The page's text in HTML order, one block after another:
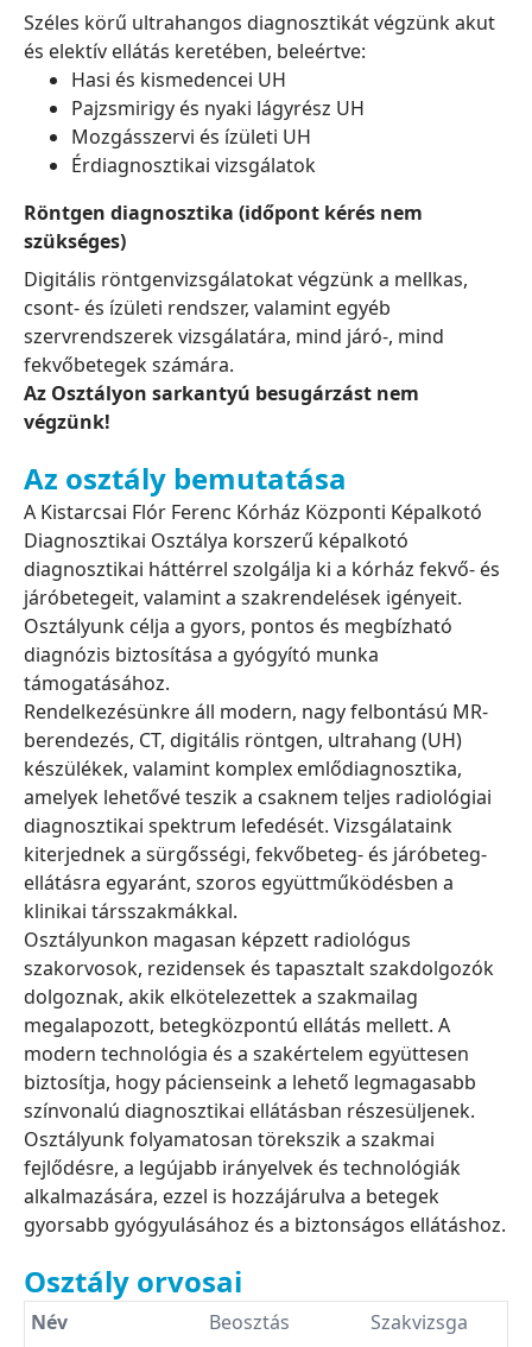
Széles körű ultrahangos diagnosztikát végzünk akut
és elektív ellátás keretében, beleértve:
Hasi és kismedencei UH
Pajzsmirigy és nyaki lágyrész UH
Mozgásszervi és ízületi UH
Érdiagnosztikai vizsgálatok
Röntgen diagnosztika (időpont kérés nem
szükséges)
Digitális röntgenvizsgálatokat végzünk a mellkas,
csont- és ízületi rendszer, valamint egyéb
szervrendszerek vizsgálatára, mind járó-, mind
fekvőbetegek számára.
Az Osztályon sarkantyú besugárzást nem
végzünk!
Az osztály bemutatása
A Kistarcsai Flór Ferenc Kórház Központi Képalkotó
Diagnosztikai Osztálya korszerű képalkotó
diagnosztikai háttérrel szolgálja ki a kórház fekvő- és
járóbetegeit, valamint a szakrendelések igényeit.
Osztályunk célja a gyors, pontos és megbízható
diagnózis biztosítása a gyógyító munka
támogatásához.
Rendelkezésünkre áll modern, nagy felbontású MR-
berendezés, CT, digitális röntgen, ultrahang (UH)
készülékek, valamint komplex emlődiagnosztika,
amelyek lehetővé teszik a csaknem teljes radiológiai
diagnosztikai spektrum lefedését. Vizsgálataink
kiterjednek a sürgősségi, fekvőbeteg- és járóbeteg-
ellátásra egyaránt, szoros együttműködésben a
klinikai társszakmákkal.
Osztályunkon magasan képzett radiológus
szakorvosok, rezidensek és tapasztalt szakdolgozók
dolgoznak, akik elkötelezettek a szakmailag
megalapozott, betegközpontú ellátás mellett. A
modern technológia és a szakértelem együttesen
biztosítja, hogy pácienseink a lehető legmagasabb
színvonalú diagnosztikai ellátásban részesüljenek.
Osztályunk folyamatosan törekszik a szakmai
fejlődésre, a legújabb irányelvek és technológiák
alkalmazására, ezzel is hozzájárulva a betegek
gyorsabb gyógyulásához és a biztonságos ellátáshoz.
Osztály orvosai
Név Beosztás Szakvizsga